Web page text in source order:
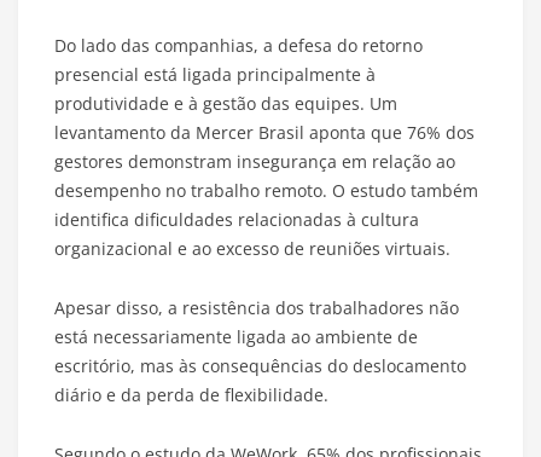
Do lado das companhias, a defesa do retorno
presencial está ligada principalmente à
produtividade e à gestão das equipes. Um
levantamento da Mercer Brasil aponta que 76% dos
gestores demonstram insegurança em relação ao
desempenho no trabalho remoto. O estudo também
identifica dificuldades relacionadas à cultura
organizacional e ao excesso de reuniões virtuais.
Apesar disso, a resistência dos trabalhadores não
está necessariamente ligada ao ambiente de
escritório, mas às consequências do deslocamento
diário e da perda de flexibilidade.